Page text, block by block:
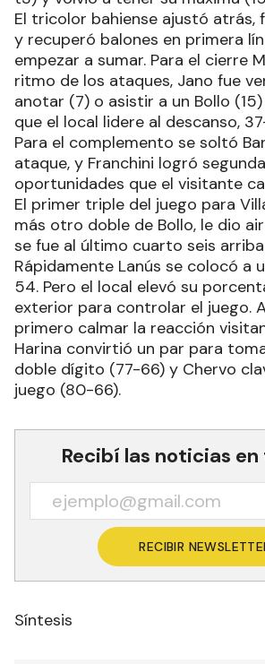
El tricolor bahiense ajustó atrás,
y recuperó balones en primera
empezar a sumar. Para el cierre
ritmo de los ataques, Jano fue
anotar (7) o asistir a un Bollo
que el local lidere al descanso,
Para el complemento se soltó
ataque, y Franchini logró
oportunidades que el visitante
El primer triple del juego para
más otro doble de Bollo, le dio
se fue al último cuarto seis
Rápidamente Lanús se colocó a
54. Pero el local elevó su
exterior para controlar el juego.
primero calmar la reacción
Harina convirtió un par para
doble dígito (77-66) y Chervo
juego (80-66).
Recibí las noticias
RECIBIR
Síntesis